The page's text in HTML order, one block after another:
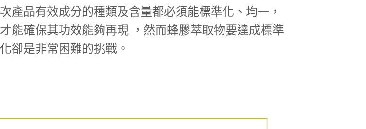
次產品有效成分的種類及含量都必須能標準化、均一，
才能確保其功效能夠再現 ，然而蜂膠萃取物要達成標準
化卻是非常困難的挑戰。